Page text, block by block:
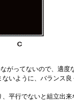
がってないので、適
いように、バランス
平行でないと組立出